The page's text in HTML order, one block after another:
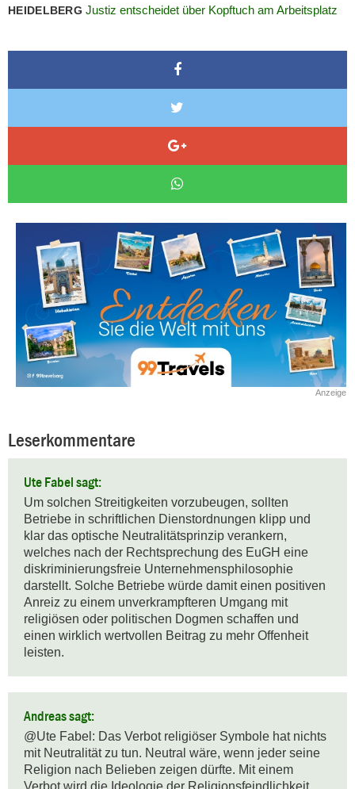
HEIDELBERGJustiz entscheidet über Kopftuch am Arbeitsplatz
Anzeige
Leserkommentare
Ute Fabel sagt:
Um solchen Streitigkeiten vorzubeugen, sollten
Betriebe in schriftlichen Dienstordnungen klipp und
klar das optische Neutralitätsprinzip verankern,
welches nach der Rechtsprechung des EuGH eine
diskriminierungsfreie Unternehmensphilosophie
darstellt. Solche Betriebe würde damit einen positiven
Anreiz zu einem unverkrampfteren Umgang mit
religiösen oder politischen Dogmen schaffen und
einen wirklich wertvollen Beitrag zu mehr Offenheit
leisten.
Andreas sagt:
@Ute Fabel: Das Verbot religiöser Symbole hat nichts
mit Neutralität zu tun. Neutral wäre, wenn jeder seine
Religion nach Belieben zeigen dürfte. Mit einem
Verbot wird die Ideologie der Religionsfeindlichkeit